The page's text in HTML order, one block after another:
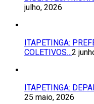
julho, 2026
ITAPETINGA:
COLETIVOS…2
ITAPETINGA:
25 maio, 2026